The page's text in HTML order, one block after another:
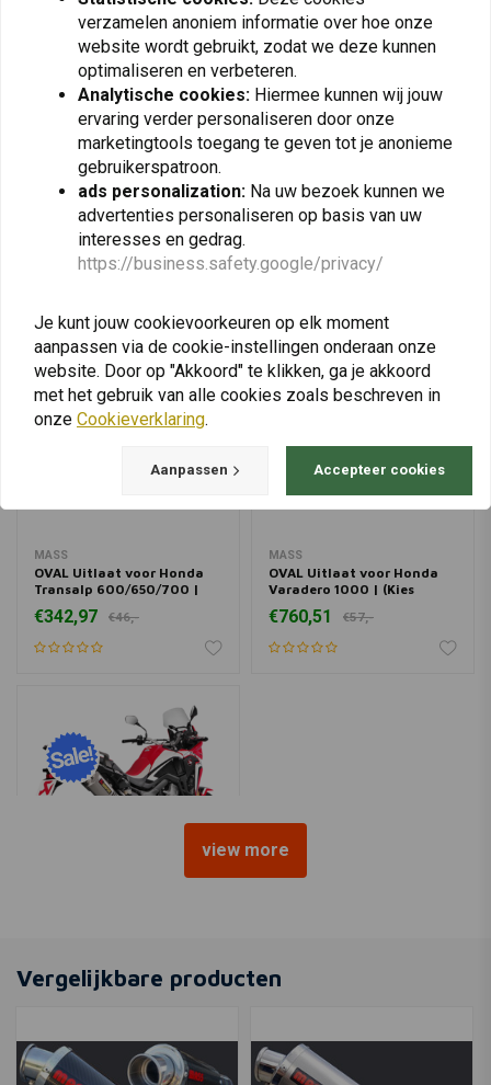
EVO INOX Uitlaat voor
Honda Transalp
600/650/700
€323,09
MASS
OVAL Uitlaat voor Honda
VFR 800 ('98-'01) | (Kies
Materiaal)
€342,97
View more
MASS
OVAL Uitlaat voor Honda
Transalp 600/650/700 |
(Kies Materiaal)
€342,97 €46,-
MASS
OVAL Uitlaat voor Honda
Varadero 1000 | (Kies
Materiaal)
€760,51 €57,-
Honda CRF1000L ('15-'19)
€999,05
view more
Vergelijkbare producten
verzamelen anoniem informatie over hoe onze
website wordt gebruikt, zodat we deze kunnen
optimaliseren en verbeteren.
Analytische cookies: Hiermee kunnen wij jouw
ervaring verder personaliseren door onze
marketingtools toegang te geven tot je anonieme
gebruikerspatroon.
ads personalization: Na uw bezoek kunnen we
advertenties personaliseren op basis van uw
interesses en gedrag.
https://business.safety.google/privacy/
Je kunt jouw cookievoorkeuren op elk moment
aanpassen via de cookie-instellingen onderaan onze
website. Door op "Akkoord" te klikken, ga je akkoord
met het gebruik van alle cookies zoals beschreven in
onze Cookieverklaring.
Aanpassen Accepteer cookies